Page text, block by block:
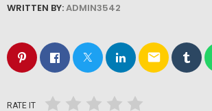
WRITTEN BY:ADMIN3542
email
RATE IT